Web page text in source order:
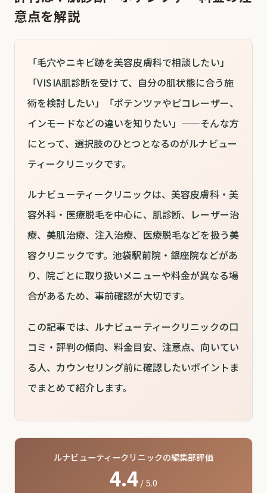
意点を解説
「毛穴やニキビ跡を美容皮膚科で相談したい」
「VISIA肌診断を受けて、自分の肌状態に合う施
術を検討したい」「ポテンツァやピコレーザー、
インモードなどの違いを知りたい」——そんな方
にとって、選択肢のひとつとなるのがルナビュー
ティークリニックです。
ルナビューティークリニックは、美容皮膚科・美
容外科・医療脱毛を中心に、肌診断、レーザー治
療、美肌治療、注入治療、医療脱毛などを扱う美
容クリニックです。池袋駅前院・銀座院などがあ
り、院ごとに取り扱いメニューや料金が異なる場
合があるため、事前確認が大切です。
この記事では、ルナビューティークリニックの口
コミ・評判の傾向、料金目安、注意点、向いてい
る人、カウンセリング前に確認したいポイントま
でまとめて紹介します。
ルナビューティークリニックの編集部評価
4.4/ 5.0